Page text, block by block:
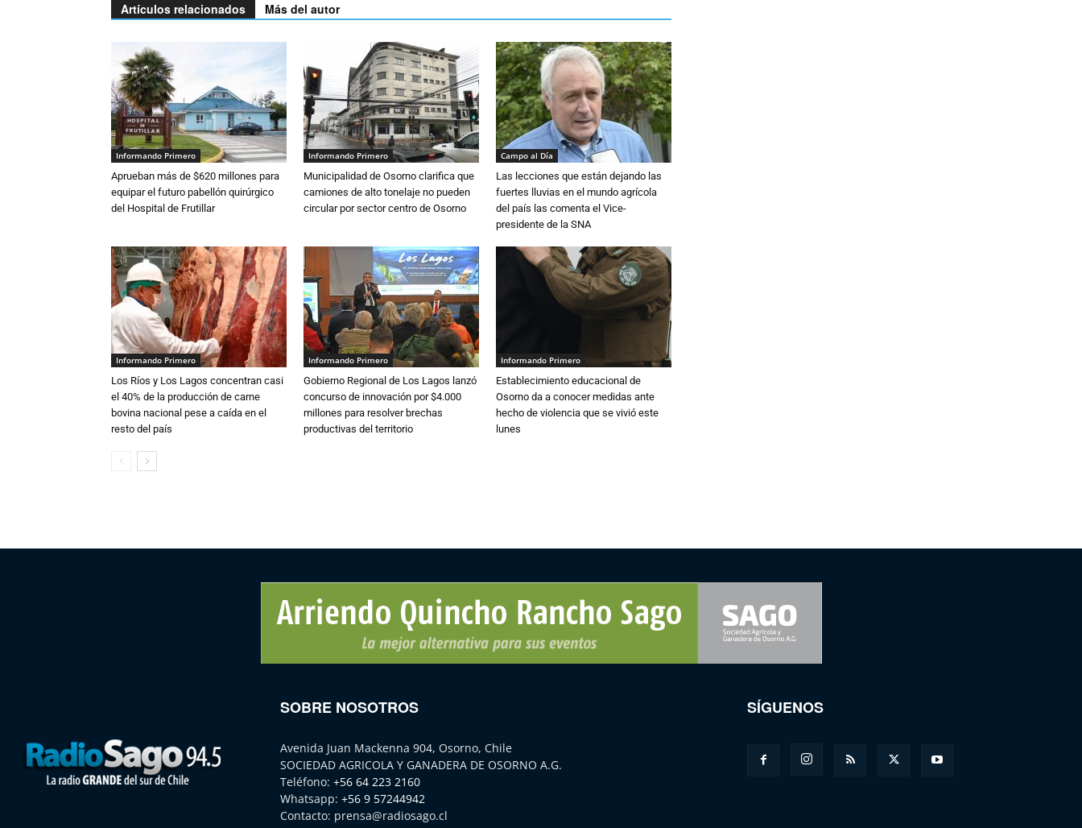
Artículos relacionados Más del autor
Informando Primero
Aprueban más de $620 millones para
equipar el futuro pabellón quirúrgico
del Hospital de Frutillar
Informando Primero
Municipalidad de Osorno clarifica que
camiones de alto tonelaje no pueden
circular por sector centro de Osorno
Campo al Día
Las lecciones que están dejando las
fuertes lluvias en el mundo agrícola
del país las comenta el Vice-
presidente de la SNA
Informando Primero
Los Ríos y Los Lagos concentran casi
el 40% de la producción de carne
bovina nacional pese a caída en el
resto del país
Informando Primero
Gobierno Regional de Los Lagos lanzó
concurso de innovación por $4.000
millones para resolver brechas
productivas del territorio
Informando Primero
Establecimiento educacional de
Osorno da a conocer medidas ante
hecho de violencia que se vivió este
lunes
SOBRE NOSOTROS
Avenida Juan Mackenna 904, Osorno, Chile
SOCIEDAD AGRICOLA Y GANADERA DE OSORNO A.G.
Teléfono: +56 64 223 2160
Whatsapp: +56 9 57244942
Contacto: prensa@radiosago.cl
SÍGUENOS